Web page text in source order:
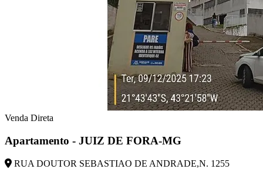
Venda Direta
Apartamento - JUIZ DE FORA-MG
RUA DOUTOR SEBASTIAO DE ANDRADE,N. 1255